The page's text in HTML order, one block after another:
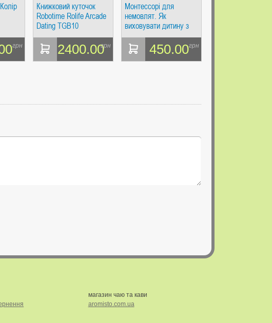
грн
Книжковий куточок
Robotime Rolife Arcade
Dating TGB10
2400.00грн
Монтессорі для
немовлят. Як
виховувати дитину з
любов’ю, повагою та
розумінням. Посібник
для батьків450.00грн
магазин чаю та кави
aromisto.com.ua